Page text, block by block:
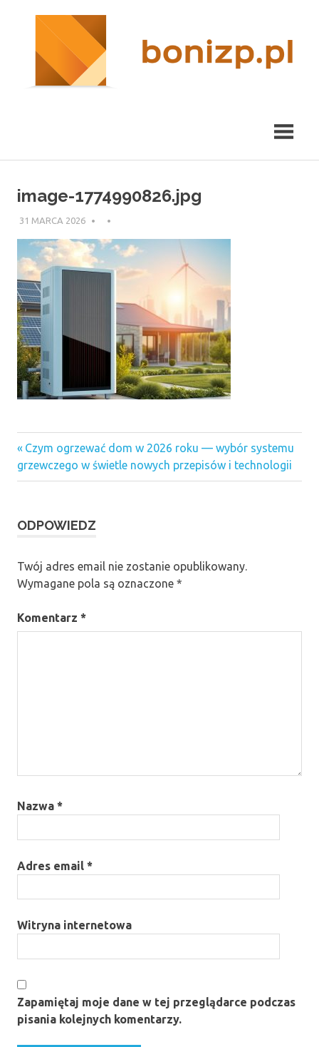
nieruchomości
Kraków
image-1774990826.jpg
31 MARCA 2026
Nawigacja
wpisu
Previous
Post:
Czym ogrzewać dom w 2026 roku — wybór systemu
grzewczego w świetle nowych przepisów i technologii
ODPOWIEDZ
Twój adres email nie zostanie opublikowany.
Wymagane pola są oznaczone *
Komentarz *
Nazwa *
Adres email *
Witryna internetowa
Zapamiętaj moje dane w tej przeglądarce podczas
pisania kolejnych komentarzy.